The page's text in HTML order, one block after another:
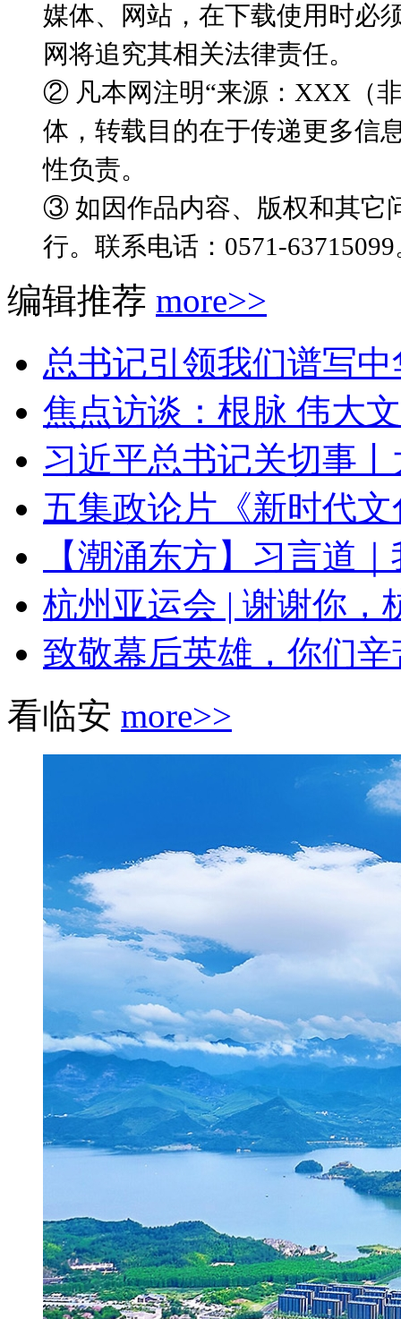
媒体、网站，在下载使用时必
网将追究其相关法律责任。
② 凡本网注明“来源：XXX（
体，转载目的在于传递更多信
性负责。
③ 如因作品内容、版权和其它
行。联系电话：0571-63715099
编辑推荐 more>>
总书记引领我们谱写
焦点访谈：根脉 伟大
习近平总书记关切事
五集政论片《新时代
【潮涌东方】习言道
杭州亚运会 | 谢谢你，
致敬幕后英雄，你们
看临安 more>>